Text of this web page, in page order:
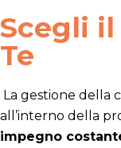
Scegli
Te
La gestione della
all’interno della
impegno